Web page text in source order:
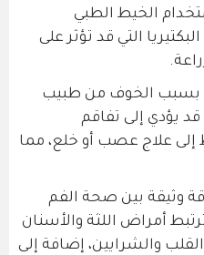
الخيط الطبي
التي قد تؤثر على
بسبب الخوف من طبيب
يؤدي إلى تفاقم
علاج عصب أو خلع، مما
وثيقة بين صحة الفم
أمراض اللثة والأسنان
والشرايين، إضافة إلى